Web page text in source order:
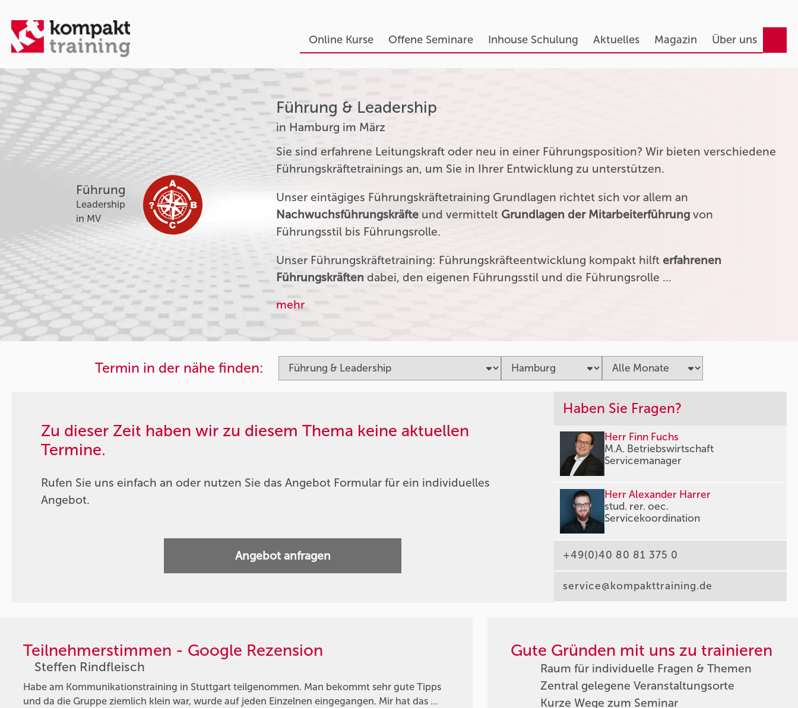
Online Kurse Offene Seminare Inhouse Schulung Aktuelles Magazin Über uns
Führung
Leadership
in MV
Führung & Leadership
in Hamburg im März
Sie sind erfahrene Leitungskraft oder neu in einer Führungsposition? Wir bieten verschiedene
Führungskräftetrainings an, um Sie in Ihrer Entwicklung zu unterstützen.
Unser eintägiges Führungskräftetraining Grundlagen richtet sich vor allem an
Nachwuchsführungskräfte und vermittelt Grundlagen der Mitarbeiterführung von
Führungsstil bis Führungsrolle.
Unser Führungskräftetraining: Führungskräfteentwicklung kompakt hilfterfahrenen
Führungskräften dabei, den eigenen Führungsstil und die Führungsrolle …
mehr
Termin in der nähe finden:
Zu dieser Zeit haben wir zu diesem Thema keine aktuellen
Termine.
Rufen Sie uns einfach an oder nutzen Sie das Angebot Formular für ein individuelles
Angebot.
Angebot anfragen
Haben Sie Fragen?
Herr Finn Fuchs
M.A. Betriebswirtschaft
Servicemanager
Herr Alexander Harrer
stud. rer. oec.
Servicekoordination
+49(0)40 80 81 375 0
service@kompakttraining.de
Teilnehmerstimmen - Google Rezension
Steffen Rindfleisch
Habe am Kommunikationstraining in Stuttgart teilgenommen. Man bekommt sehr gute Tipps
und da die Gruppe ziemlich klein war, wurde auf jeden Einzelnen eingegangen. Mir hat das …
Gute Gründen mit uns zu trainieren
Raum für individuelle Fragen & Themen
Zentral gelegene Veranstaltungsorte
Kurze Wege zum Seminar